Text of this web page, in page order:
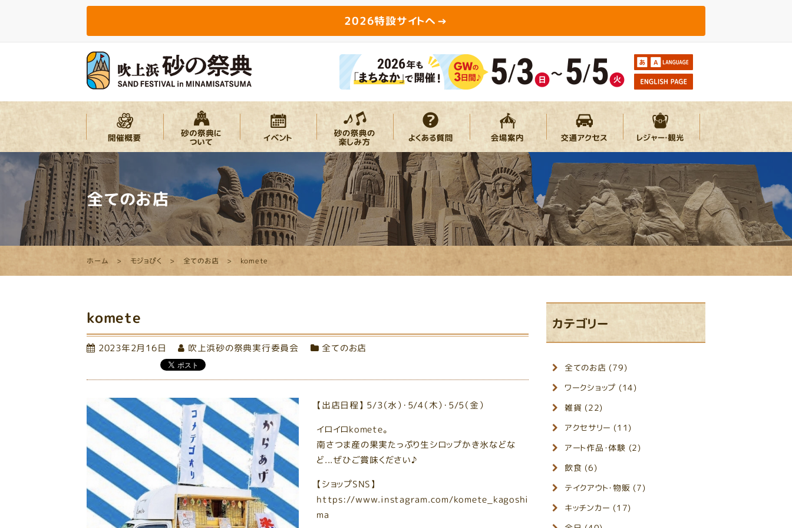
2026特設サイトへ
全てのお店
ホーム モジョぴく 全てのお店 komete
komete
2023年2月16日 吹上浜砂の祭典実行委員会 全てのお店
【出店日程】 5/3（水）・5/4（木）・5/5（金）
イロイロkomete。
南さつま産の果実たっぷり生シロップかき氷などな
ど...ぜひご賞味ください♪
【ショップSNS】
https://www.instagram.com/komete_kagoshi
ma
カテゴリー
全てのお店 (79)
ワークショップ (14)
雑貨 (22)
アクセサリー (11)
アート作品・体験 (2)
飲食 (6)
テイクアウト・物販 (7)
キッチンカー (17)